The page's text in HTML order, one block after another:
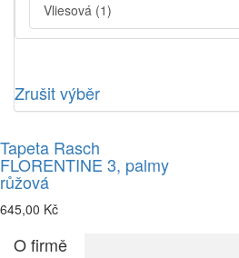
Vliesová (1)
Zrušit výběr
Tapeta Rasch
FLORENTINE 3, palmy
růžová
645,00 Kč
O firmě